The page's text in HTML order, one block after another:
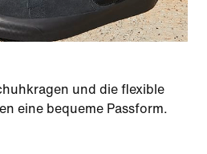
und die flexible
eine bequeme Passform.